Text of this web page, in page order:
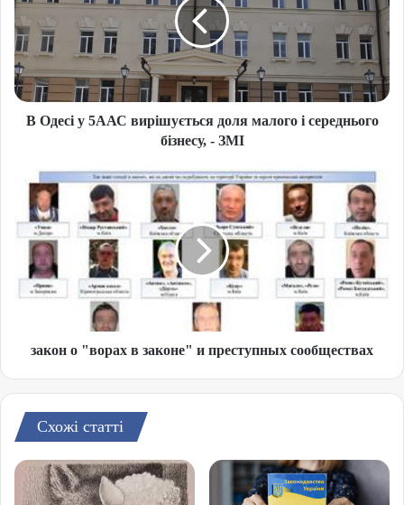
В Одесі у 5ААС вирішується доля малого і середнього
бізнесу, - ЗМІ
закон о "ворах в законе" и преступных сообществах
Схожі статті